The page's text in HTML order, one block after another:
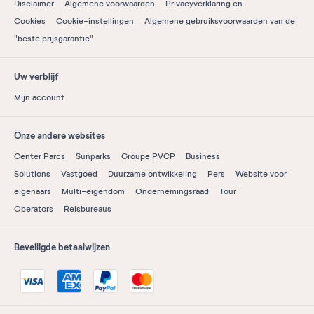
Disclaimer Algemene voorwaarden
Privacyverklaring en
Cookies
Cookie-instellingen
Algemene gebruiksvoorwaarden van de
"beste prijsgarantie"
Uw verblijf
Mijn account
Onze andere websites
Center Parcs Sunparks Groupe PVCP
Business
Solutions
Vastgoed Duurzame ontwikkeling Pers
Website voor
eigenaars
Multi-eigendom Ondernemingsraad
Tour
Operators
Reisbureaus
Beveiligde betaalwijzen